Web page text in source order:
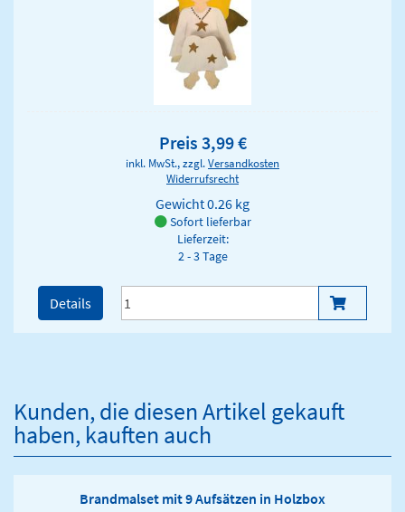
Preis 3,99 €
inkl. MwSt., zzgl.Versandkosten
Widerrufsrecht
Gewicht0.26 kg
Sofort lieferbar
Lieferzeit:
2 - 3 Tage
Details
Kunden, die diesen Artikel gekauft
haben, kauften auch
Brandmalset mit 9 Aufsätzen in Holzbox